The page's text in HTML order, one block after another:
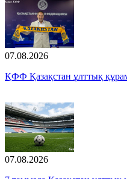
07.08.2026
ҚФФ Қазақстан ұлттық
07.08.2026